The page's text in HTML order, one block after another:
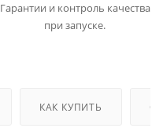
Гарантии и контроль качества
при запуске.
КАК КУПИТЬ